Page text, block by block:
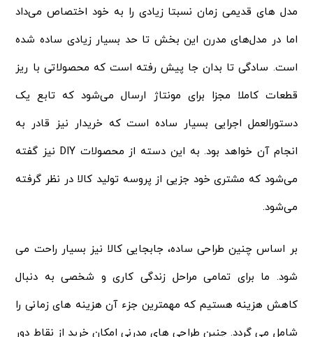
مدل های قدیمی زمان نسبتا زیادی را به خود اختصاص می‌داد
اما در مدل‌های مدرن این بخش تا حد بسیار زیادی ساده شده
است. سادگی تا بدان جا پیش رفته است که محصولاتی با ریز
قطعات کاملا مجزا برای مونتاژ ارسال می‌شود که تابع یک
دستورالعمل اجرایی بسیار ساده است که خریدار نیز قادر به
انجام آن خواهد بود. به این دسته از محصولات DIY نیز گفته
می‌شود که مشتری خود جزیی از پروسه تولید کالا در نظر گرفته
می‌شود.
بر اساس چنین طراحی ساده، جابجایی کالا نیز بسیار راحت می
شود. ما برای تمامی مراحل زندگی کاری و شخصی به دنبال
کاهش هزینه هستیم که مهمترین جزء آن هزینه های زمانی را
شامل می گردد. چنین طراحی های مدرنی امکان خرید از نقاط دور